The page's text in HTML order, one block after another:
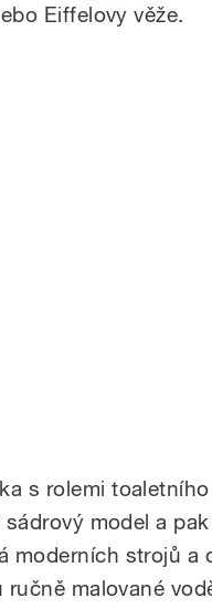
Eiffelovy věže.
s rolemi
model a
moderních strojů a
malované